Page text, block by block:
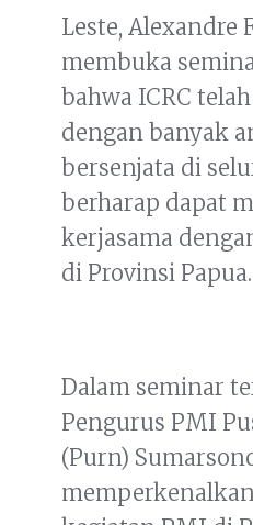
Leste, Alexandre
membuka
bahwa ICRC
dengan banyak
bersenjata di
berharap dapat
kerjasama
di Provinsi Papua.
Dalam seminar
Pengurus PMI
(Purn)